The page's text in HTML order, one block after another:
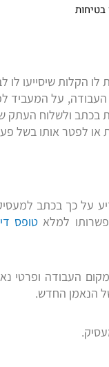
הקלות שיסייעו לו
על המעביד
בכתב ולשלוח
לפטר אותו בשל
על כך בכתב
למלאטופס
העבודה
הנאמן החדש.